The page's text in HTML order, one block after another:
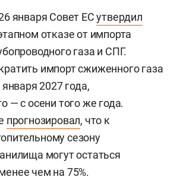
января Совет ЕСутвердил
отказе от импорта
газа и СПГ.
импорт сжиженного газа
2027 года,
— с осени того же года.
прогнозировал, что к
сезону
могут остаться
чем на 75%.